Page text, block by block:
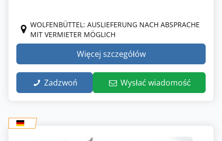
WOLFENBÜTTEL: AUSLIEFERUNG NACH ABSPRACHE
MIT VERMIETER MÖGLICH
Więcej szczegółów
Zadzwoń Wysłać wiadomość